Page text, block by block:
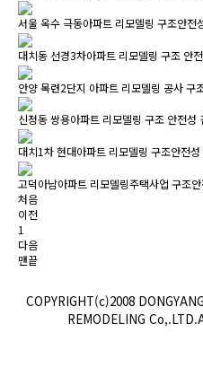
서울 옥수 극동아파트 리모델링 구조안전
대치동 선경3차아파트 리모델링 구조 안
안양 목련2단지 아파트 리모델링 공사 구
신정동 쌍용아파트 리모델링 구조 안전성
대치1차 현대아파트 리모델링 구조안전
고덕아남아파트 리모델링주택사업 구조
처음
이전
1
다음
맨끝
COPYRIGHT(c)2008
REMODELING